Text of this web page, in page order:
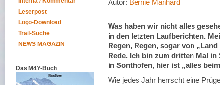
Leserpost
Logo-Download
Trail-Suche
NEWS MAGAZIN
Das M4Y-Buch
Autor: Bernie Manhard
Was haben wir nicht alles
in den letzten Laufberichten.
Regen, Regen, sogar von
Rede. Ich bin zum dritten Mal in
in Sonthofen, hier ist „alles
Wie jedes Jahr herrscht eine